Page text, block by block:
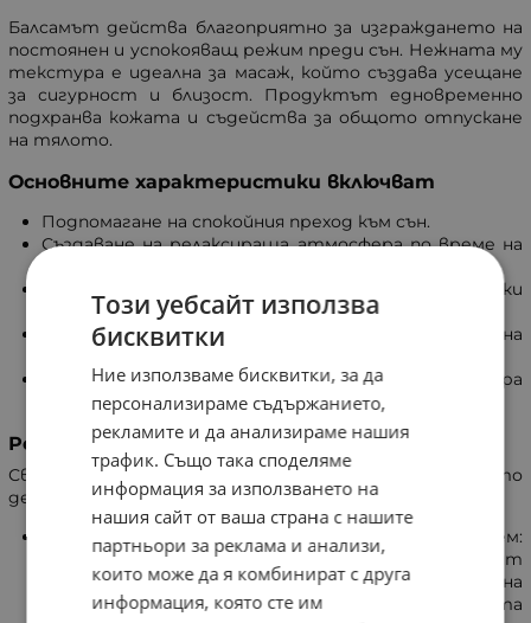
Балсамът действа благоприятно за изграждането на
постоянен и успокояващ режим преди сън. Нежната му
текстура е идеална за масаж, който създава усещане
за сигурност и близост. Продуктът едновременно
подхранва кожата и съдейства за общото отпускане
на тялото.
Основните характеристики включват
Подпомагане на спокойния преход към сън.
Създаване на релаксираща атмосфера по време на
Подхранване и омекотяване на деликатния детски
епидермис.
Висока поносимост, подходяща за чувствителна
Състав без етерични масла, което минимизира
вероятността от раздразнения.
Роля на растителните компоненти
Свойствата на продукта се дължат на синергичното
действие на подбрани масла и екстракти:
Слънчогледово масло и масло от сладък бадем:
Осигуряват хидратация и подкрепят
естествената кожна бариера. Благодарение на
тях балсамът се нанася лесно, като оставя кожата
Този уебсайт използва
бисквитки
Ние използваме бисквитки, за да
персонализираме съдържанието,
рекламите и да анализираме нашия
трафик. Също така споделяме
информация за използването на
нашия сайт от ваша страна с нашите
партньори за реклама и анализи,
които може да я комбинират с друга
информация, която сте им